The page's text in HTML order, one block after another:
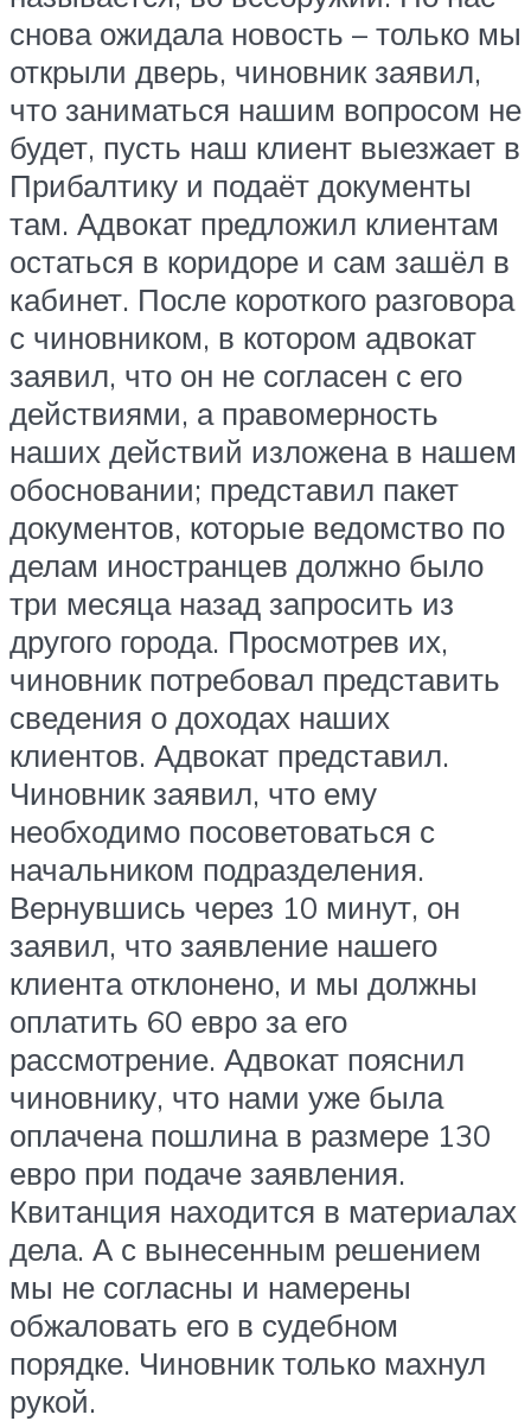
снова ожидала новость – только мы
открыли дверь, чиновник заявил,
что заниматься нашим вопросом не
будет, пусть наш клиент выезжает в
Прибалтику и подаёт документы
там. Адвокат предложил клиентам
остаться в коридоре и сам зашёл в
кабинет. После короткого разговора
с чиновником, в котором адвокат
заявил, что он не согласен с его
действиями, а правомерность
наших действий изложена в нашем
обосновании; представил пакет
документов, которые ведомство по
делам иностранцев должно было
три месяца назад запросить из
другого города. Просмотрев их,
чиновник потребовал представить
сведения о доходах наших
клиентов. Адвокат представил.
Чиновник заявил, что ему
необходимо посоветоваться с
начальником подразделения.
Вернувшись через 10 минут, он
заявил, что заявление нашего
клиента отклонено, и мы должны
оплатить 60 евро за его
рассмотрение. Адвокат пояснил
чиновнику, что нами уже была
оплачена пошлина в размере 130
евро при подаче заявления.
Квитанция находится в материалах
дела. А с вынесенным решением
мы не согласны и намерены
обжаловать его в судебном
порядке. Чиновник только махнул
рукой.